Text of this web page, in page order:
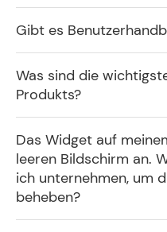
Gibt es
Was sind die
Produkts?
Das Widget auf
leeren Bildschirm an.
ich unternehmen, um
beheben?